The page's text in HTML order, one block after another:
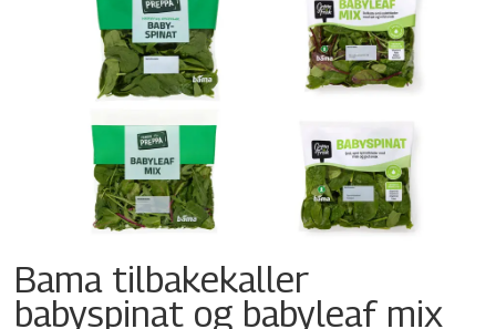
Bama tilbakekaller
babyspinat og babyleaf mix